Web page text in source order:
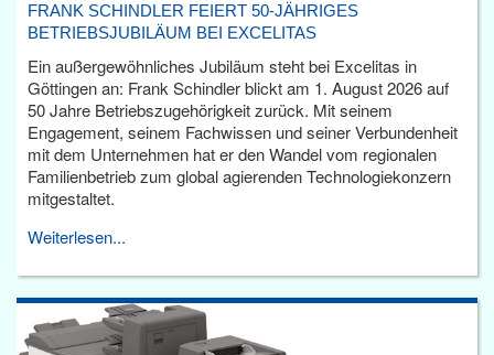
FRANK SCHINDLER FEIERT 50-JÄHRIGES
BETRIEBSJUBILÄUM BEI EXCELITAS
Ein außergewöhnliches Jubiläum steht bei Excelitas in
Göttingen an: Frank Schindler blickt am 1. August 2026 auf
50 Jahre Betriebszugehörigkeit zurück. Mit seinem
Engagement, seinem Fachwissen und seiner Verbundenheit
mit dem Unternehmen hat er den Wandel vom regionalen
Familienbetrieb zum global agierenden Technologiekonzern
mitgestaltet.
Weiterlesen...